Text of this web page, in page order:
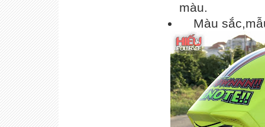
màu.
Màu